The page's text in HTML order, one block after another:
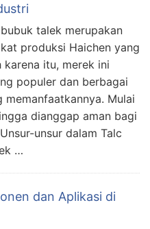
talek merupakan
produksi Haichen yang
itu, merek ini
populer dan berbagai
Mulai
dianggap aman bagi
unsur dalam Talc
…
dan Aplikasi di